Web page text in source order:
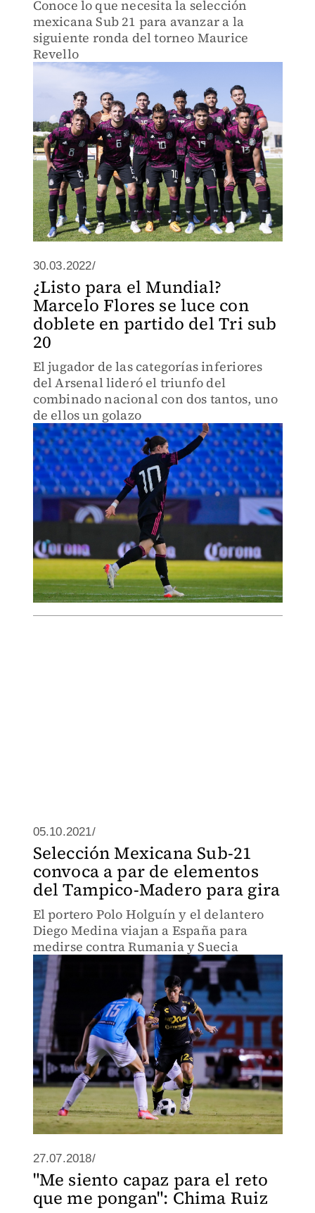
Conoce lo que necesita la selección
mexicana Sub 21 para avanzar a la
siguiente ronda del torneo Maurice
Revello
30.03.2022/
¿Listo para el Mundial?
Marcelo Flores se luce con
doblete en partido del Tri sub
20
El jugador de las categorías inferiores
del Arsenal lideró el triunfo del
combinado nacional con dos tantos, uno
de ellos un golazo
05.10.2021/
Selección Mexicana Sub-21
convoca a par de elementos
del Tampico-Madero para gira
El portero Polo Holguín y el delantero
Diego Medina viajan a España para
medirse contra Rumania y Suecia
27.07.2018/
"Me siento capaz para el reto
que me pongan": Chima Ruiz